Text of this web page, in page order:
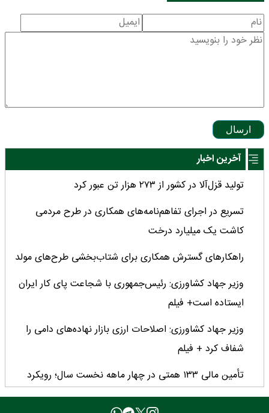
ارسال
آخرین اخبار
تولید قزل‌آلا در کشور از ۲۷۳ هزار تن عبور کرد
تسریع در اجرای تفاهم‌نامه‌های همکاری در طرح مردمی
کاشت یک میلیارد درخت
راهکارهای گسترش همکاری برای شتاب‌بخشی طرح‌های مولد
وزیر جهاد کشاورزی: رئیس‌جمهوری با شجاعت پای کار ایران
ایستاده است+ فیلم
وزیر جهاد کشاورزی: اصلاحات ارزی بازار نهاده‌های دامی را
شفاف کرد + فیلم
تأمین مالی ۱۳۳ همتی در چهار ماهه نخست سال؛ رویکرد
هدفمند بانک کشاورزی برای تضمین امنیت غذایی